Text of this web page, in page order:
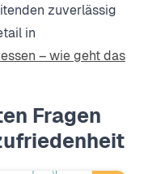
zuverlässig
in
– wie geht das
Fragen